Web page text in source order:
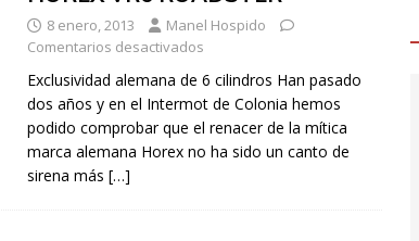
8 enero, 2013
Manel Hospido
Comentarios desactivados
Exclusividad alemana de 6 cilindros Han pasado
dos años y en el Intermot de Colonia hemos
podido comprobar que el renacer de la mítica
marca alemana Horex no ha sido un canto de
sirena más […]